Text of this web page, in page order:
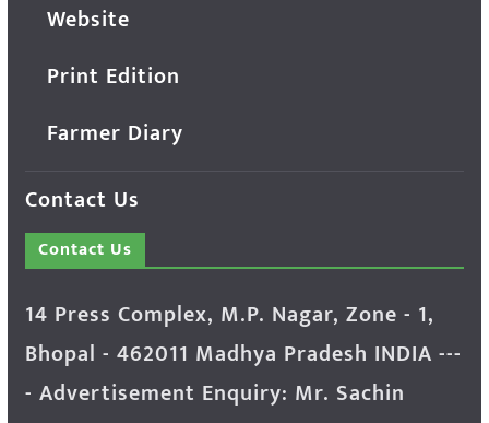
Website
Print Edition
Farmer Diary
Contact Us
Contact Us
14 Press Complex, M.P. Nagar, Zone - 1,
Bhopal - 462011 Madhya Pradesh INDIA ---
- Advertisement Enquiry: Mr. Sachin